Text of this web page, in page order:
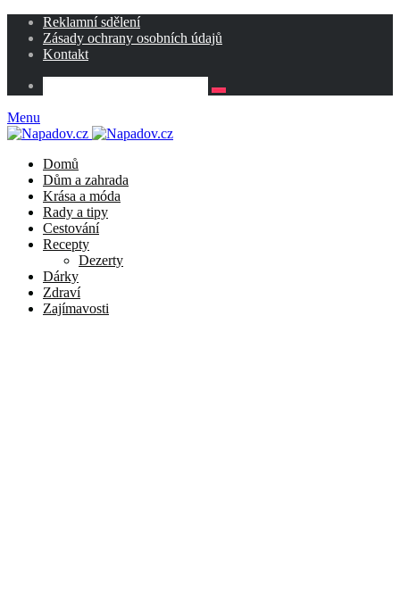
Reklamní sdělení
Zásady ochrany osobních údajů
Kontakt
Menu
Domů
Dům a zahrada
Krása a móda
Rady a tipy
Cestování
Recepty
Dezerty
Dárky
Zdraví
Zajímavosti